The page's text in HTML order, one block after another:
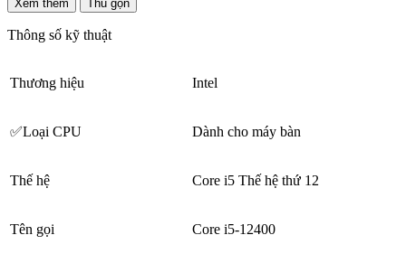
Xem thêm Thu gọn
Thông số kỹ thuật
Thương hiệu Intel
✅Loại CPU Dành cho máy bàn
Thế hệ Core i5 Thế hệ thứ 12
Tên gọi Core i5-12400